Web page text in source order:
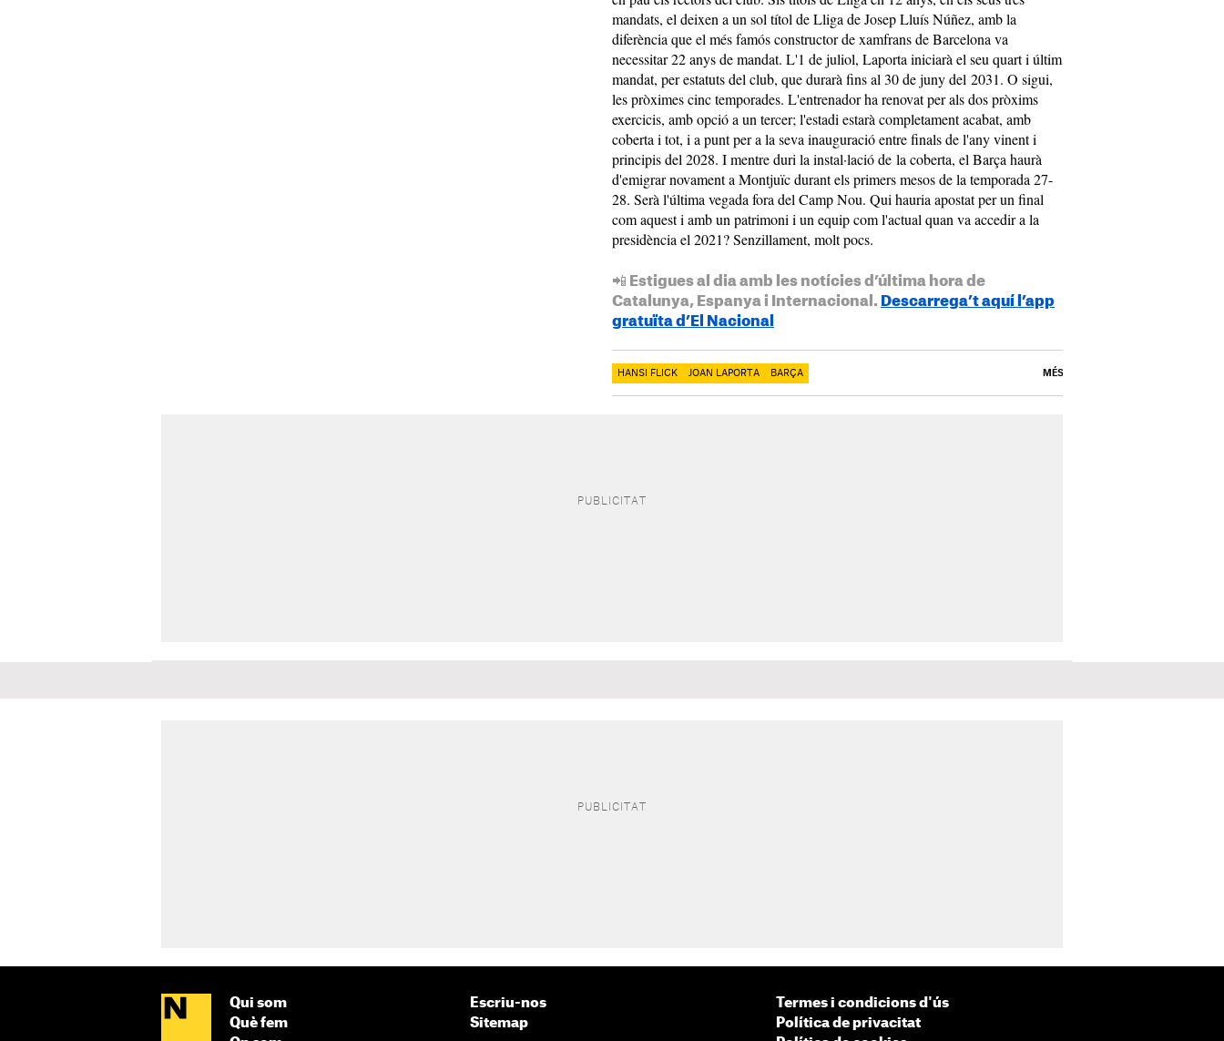
mandats, el deixen a un sol títol de Lliga de Josep Lluís Núñez, amb la
diferència que el més famós constructor de xamfrans de Barcelona va
necessitar 22 anys de mandat. L'1 de juliol, Laporta iniciarà el seu quart i últim
mandat, per estatuts del club, que durarà fins al 30 de juny del 2031. O sigui,
les pròximes cinc temporades. L'entrenador ha renovat per als dos pròxims
exercicis, amb opció a un tercer; l'estadi estarà completament acabat, amb
coberta i tot, i a punt per a la seva inauguració entre finals de l'any vinent i
principis del 2028. I mentre duri la instal·lació de la coberta, el Barça haurà
d'emigrar novament a Montjuïc durant els primers mesos de la temporada 27-
28. Serà l'última vegada fora del Camp Nou. Qui hauria apostat per un final
com aquest i amb un patrimoni i un equip com l'actual quan va accedir a la
presidència el 2021? Senzillament, molt pocs.
📲 Estigues al dia amb les notícies d’última hora de
Catalunya, Espanya i Internacional. Descarrega’t aquí l’app
gratuïta d’El Nacional
HANSI FLICK JOAN LAPORTA BARÇA MÉS
Qui som
Què fem
Escriu-nos
Sitemap
Termes i condicions d'ús
Política de privacitat